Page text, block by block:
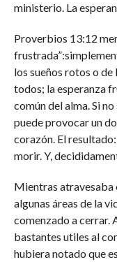
ministerio. La
Proverbios 13:12
los sueños rotos o de
todos; la esperanza
común del alma. Si
puede provocar un
corazón. El
morir. Y,
Mientras atravesaba
algunas áreas de la
comenzado a cerrar.
bastantes utiles al
hubiera notado que